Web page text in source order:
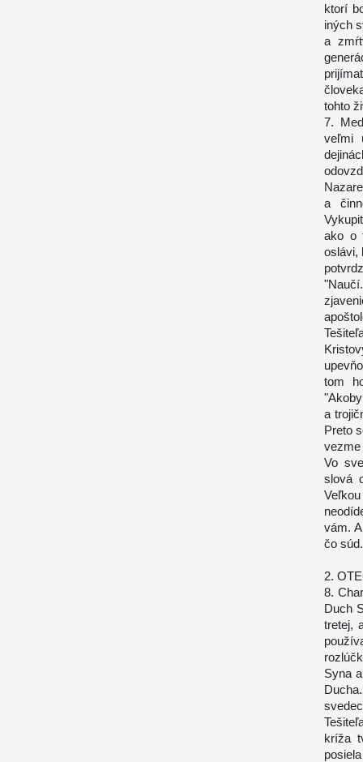
ktorí
iných
a
tohto
7.
veľmi
a
ako o
oslávi,
tom
a
Preto
vezme
Vo
slová
vám.
čo
2.
8.
Duch
tretej,
Syna
kríža